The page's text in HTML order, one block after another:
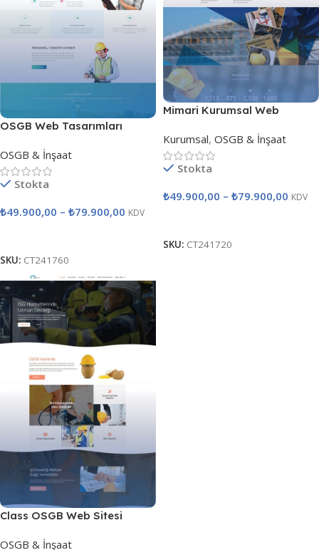
OSGB Web Tasarımları
OSGB & İnşaat
Stokta
₺49.900,00 – ₺79.900,00 KDV
SKU: CT241760
Mimari Kurumsal Web
Kurumsal, OSGB & İnşaat
Stokta
₺49.900,00 – ₺79.900,00 KDV
SKU: CT241720
Class OSGB Web Sitesi
OSGB & İnşaat